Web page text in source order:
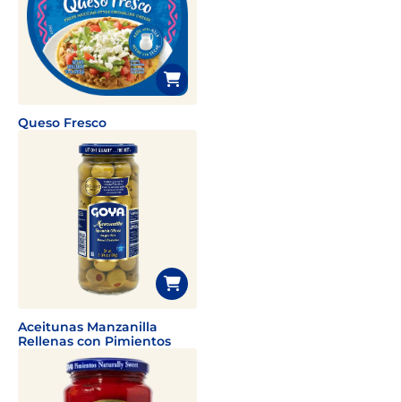
Queso Fresco
Aceitunas Manzanilla
Rellenas con Pimientos